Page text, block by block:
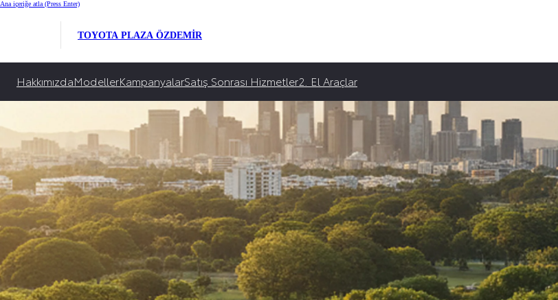
Ana içeriğe atla (Press Enter)
TOYOTA PLAZA ÖZDEMİR
HakkımızdaModellerKampanyalarSatış Sonrası Hizmetler2. El Araçlar
Toyota, en güncel araç kampanyaları, kredi ve faiz avantajlarıyla yanınızda!